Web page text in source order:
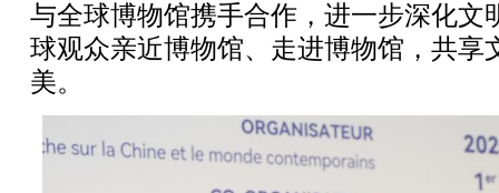
与全球博物馆携手合作，进一步深化文
球观众亲近博物馆、走进博物馆，共享
美。